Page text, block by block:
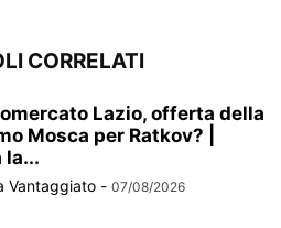
CORRELATI
Lazio, offerta della
Mosca per Ratkov? |
la...
Vantaggiato - 07/08/2026